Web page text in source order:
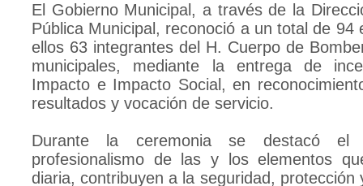
El Gobierno Municipal, a través de la
Pública Municipal, reconoció a un total de 94
ellos 63 integrantes del H. Cuerpo de
municipales, mediante la entrega de
Impacto e Impacto Social, en
resultados y vocación de servicio.
Durante la ceremonia se destacó el
profesionalismo de las y los elementos
diaria, contribuyen a la seguridad, protección